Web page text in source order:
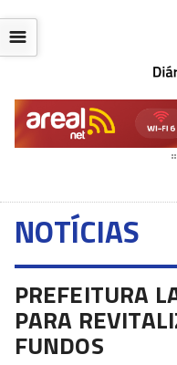
☰
NOTÍCIAS
PREFEITURA
PARA
FUNDOS